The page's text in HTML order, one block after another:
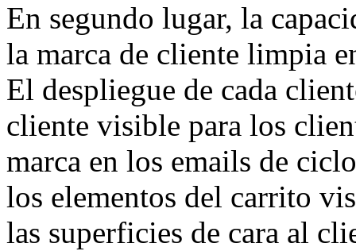
En segundo lugar, la
la marca de cliente limpia
El despliegue de cada
cliente visible para los
marca en los emails de
los elementos del carrito
las superficies de cara al